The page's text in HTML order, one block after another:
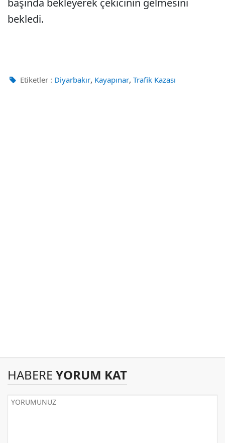
başında bekleyerek çekicinin gelmesini
bekledi.
Etiketler : Diyarbakır, Kayapınar, Trafik Kazası
HABERE YORUM KAT